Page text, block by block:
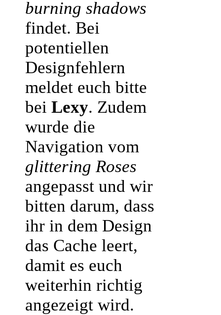
burning shadows
findet. Bei
potentiellen
Designfehlern
meldet euch bitte
bei Lexy. Zudem
wurde die
Navigation vom
glittering Roses
angepasst und wir
bitten darum, dass
ihr in dem Design
das Cache leert,
damit es euch
weiterhin richtig
angezeigt wird.